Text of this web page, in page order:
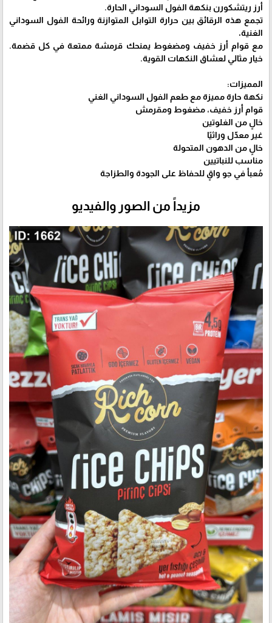
أرز ريتشكورن بنكهة الفول السوداني الحارة.
تجمع هذه الرقائق بين حرارة التوابل المتوازنة ورائحة الفول السوداني
الغنية،
مع قوام أرز خفيف ومضغوط يمنحك قرمشة ممتعة في كل قضمة.
خيار مثالي لعشاق النكهات القوية.
المميزات:
نكهة حارة مميزة مع طعم الفول السوداني الغني
قوام أرز خفيف، مضغوط ومقرمش
خالٍ من الغلوتين
غير معدّل وراثيًا
خالٍ من الدهون المتحولة
مناسب للنباتيين
مُعبأ في جو واقٍ للحفاظ على الجودة والطزاجة
مزيداً من الصور والفيديو